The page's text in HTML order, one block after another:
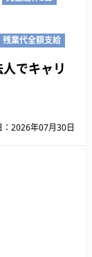
残業代全額支給
でキャリ
：2026年07月30日